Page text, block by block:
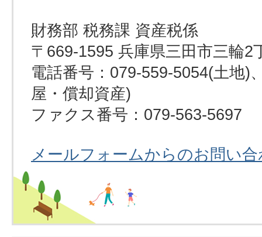
財務部 税務課 資産税係
〒669-1595 兵庫県三田市三輪2
電話番号：079-559-5054(土地)
屋・償却資産)
ファクス番号：079-563-5697
メールフォームからのお問い